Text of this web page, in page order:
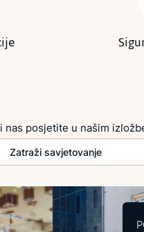
nas posjetite u našim
Zatraži savjetovanje